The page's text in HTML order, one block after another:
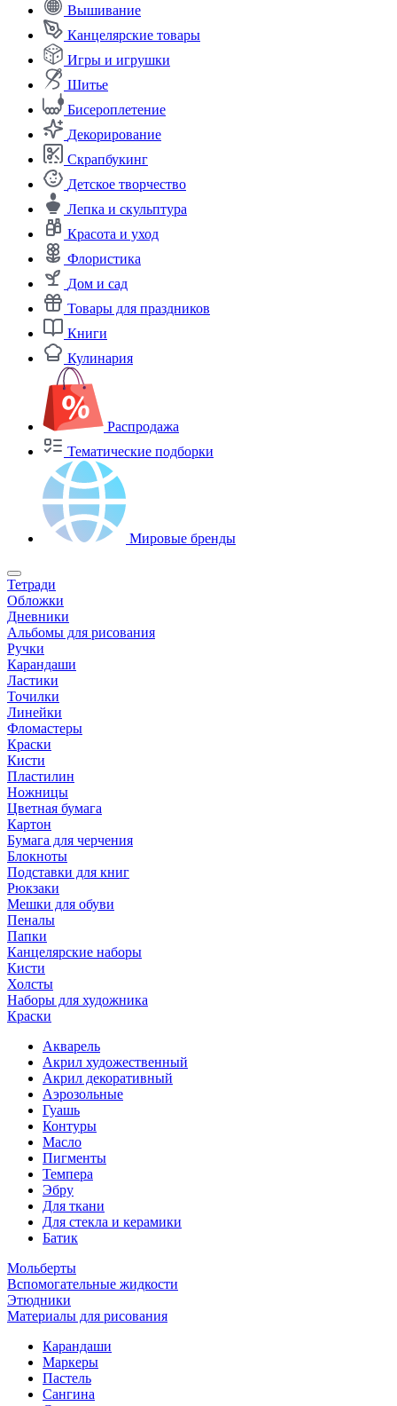
Вышивание
Канцелярские товары
Игры и игрушки
Шитье
Бисероплетение
Декорирование
Скрапбукинг
Детское творчество
Лепка и скульптура
Красота и уход
Флористика
Дом и сад
Товары для праздников
Книги
Кулинария
Распродажа
Тематические подборки
Мировые бренды
Тетради
Обложки
Дневники
Альбомы для рисования
Ручки
Карандаши
Ластики
Точилки
Линейки
Фломастеры
Краски
Кисти
Пластилин
Ножницы
Цветная бумага
Картон
Бумага для черчения
Блокноты
Подставки для книг
Рюкзаки
Мешки для обуви
Пеналы
Папки
Канцелярские наборы
Кисти
Холсты
Наборы для художника
Краски
Акварель
Акрил художественный
Акрил декоративный
Аэрозольные
Гуашь
Контуры
Масло
Пигменты
Темпера
Эбру
Для ткани
Для стекла и керамики
Батик
Мольберты
Вспомогательные жидкости
Этюдники
Материалы для рисования
Карандаши
Маркеры
Пастель
Сангина